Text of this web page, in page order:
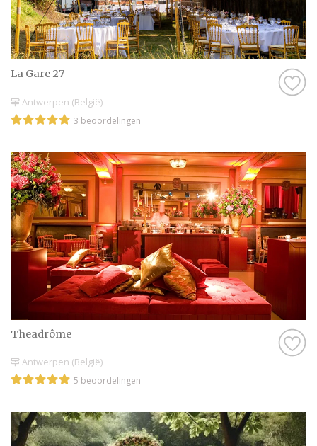
La Gare 27
Antwerpen (België)
3 beoordelingen
Theadrôme
Antwerpen (België)
5 beoordelingen